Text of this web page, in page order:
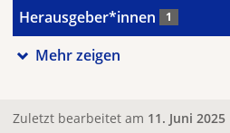
Herausgeber*innen 1
Mehr zeigen
Zuletzt bearbeitet am 11. Juni 2025